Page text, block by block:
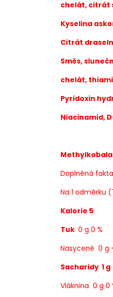
chelát, citrát
Kyselina
Citrát
Směs,
chelát,
Pyridoxin
Niacinamid,
Doplněná
Na 1 odměrku
Kalorie 5
Tuk 0 g 0 %
Nasycené 0 g
Sacharidy 1 g
Vláknina 0 g 0